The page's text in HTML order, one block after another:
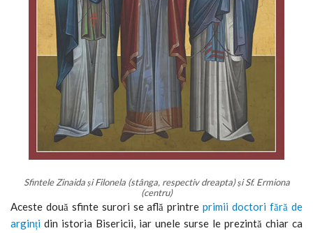
Sfintele Zinaida și Filonela (stânga, respectiv dreapta) și Sf. Ermiona
(centru)
Aceste două sfinte surori se află printreprimii doctori fără de
arginți din istoria Bisericii, iar unele surse le prezintă chiar ca